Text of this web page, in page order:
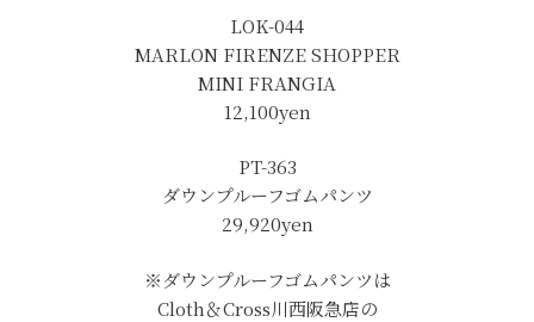
LOK-044
MARLON FIRENZE SHOPPER
MINI FRANGIA
12,100yen
PT-363
ダウンプルーフゴムパンツ
29,920yen
※ダウンプルーフゴムパンツは
Cloth＆Cross川西阪急店の